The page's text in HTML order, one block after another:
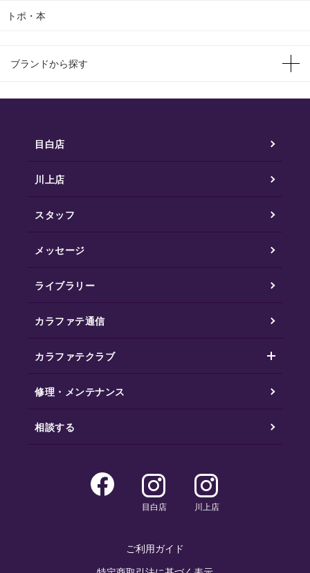
トポ・本
ブランドから探す
目白店
川上店
スタッフ
メッセージ
ライブラリー
カラファテ通信
カラファテクラブ
修理・メンテナンス
相談する
目白店 川上店
ご利用ガイド